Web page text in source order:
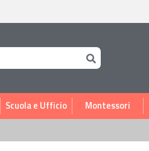
Scuola e Ufficio Montessori